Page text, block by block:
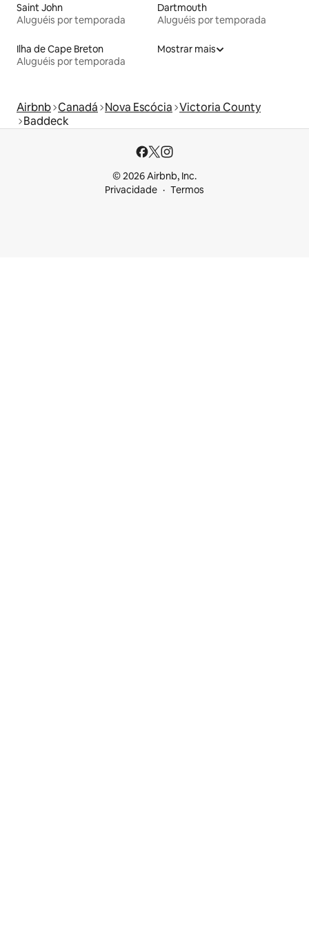
Saint John
Aluguéis por temporada
Dartmouth
Aluguéis por temporada
Ilha de Cape Breton
Aluguéis por temporada
Mostrar mais
Airbnb Canadá Nova Escócia Victoria County
Baddeck
© 2026 Airbnb, Inc.
Privacidade
Termos